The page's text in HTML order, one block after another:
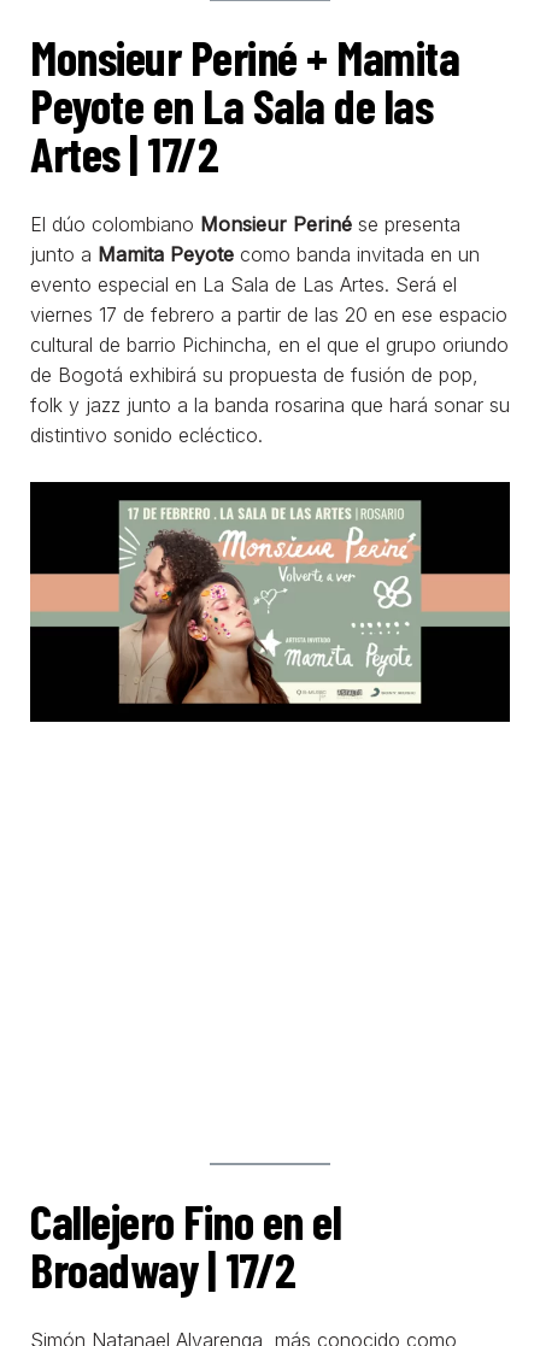
Monsieur Periné + Mamita
Peyote en La Sala de las
Artes | 17/2
El dúo colombiano Monsieur Periné se presenta
junto a Mamita Peyote como banda invitada en un
evento especial en La Sala de Las Artes. Será el
viernes 17 de febrero a partir de las 20 en ese espacio
cultural de barrio Pichincha, en el que el grupo oriundo
de Bogotá exhibirá su propuesta de fusión de pop,
folk y jazz junto a la banda rosarina que hará sonar su
distintivo sonido ecléctico.
Callejero Fino en el
Broadway | 17/2
Simón Natanael Alvarenga, más conocido como